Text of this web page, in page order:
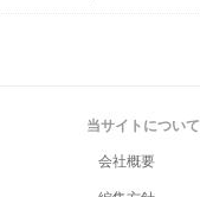
当サイトについて
会社概要